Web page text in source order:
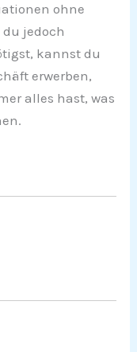
ohne
jedoch
kannst du
erwerben,
alles hast, was